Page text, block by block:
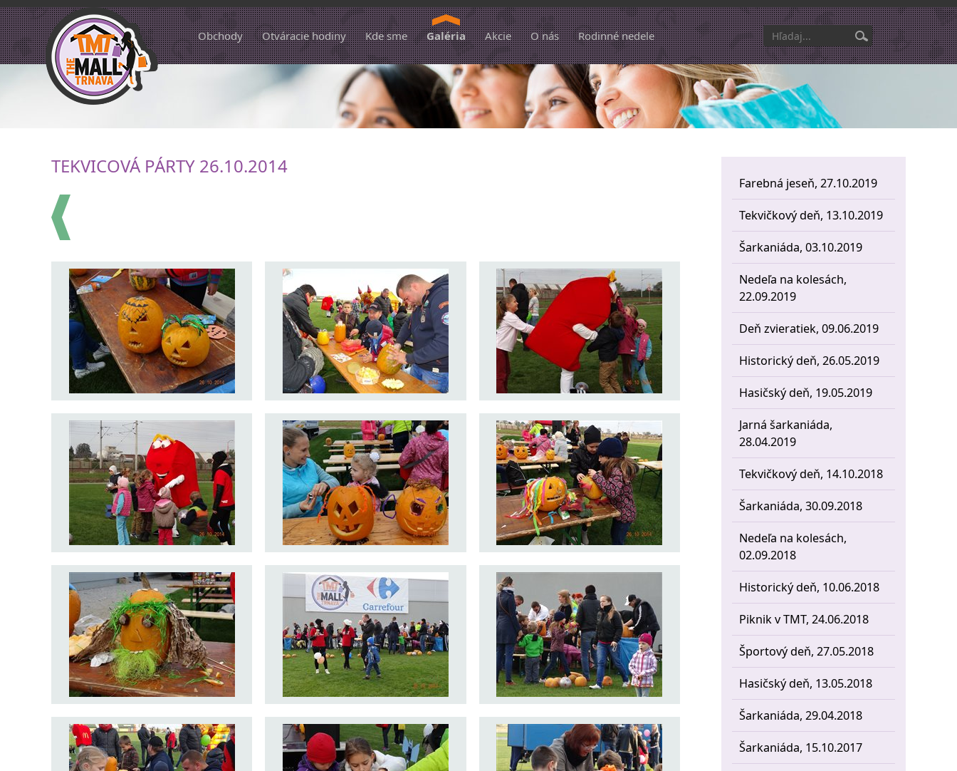
Obchody Otváracie hodiny Kde sme Galéria Akcie O nás Rodinné nedele
TEKVICOVÁ PÁRTY 26.10.2014
Farebná jeseň, 27.10.2019
Tekvičkový deň, 13.10.2019
Šarkaniáda, 03.10.2019
Nedeľa na kolesách,
22.09.2019
Deň zvieratiek, 09.06.2019
Historický deň, 26.05.2019
Hasičský deň, 19.05.2019
Jarná šarkaniáda,
28.04.2019
Tekvičkový deň, 14.10.2018
Šarkaniáda, 30.09.2018
Nedeľa na kolesách,
02.09.2018
Historický deň, 10.06.2018
Piknik v TMT, 24.06.2018
Športový deň, 27.05.2018
Hasičský deň, 13.05.2018
Šarkaniáda, 29.04.2018
Šarkaniáda, 15.10.2017